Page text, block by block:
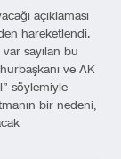
açıklaması
hareketlendi.
var sayılan bu
ve AK
söylemiyle
bir nedeni,